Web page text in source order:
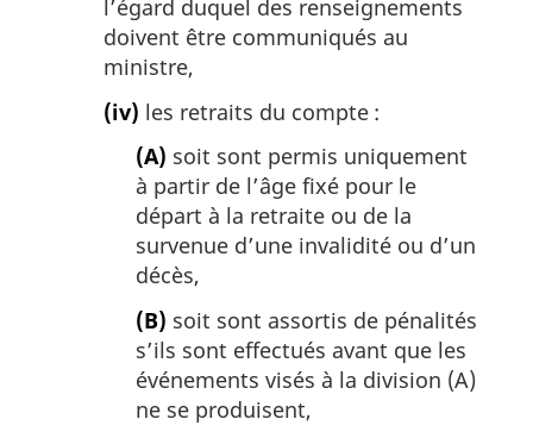
l’égard duquel des renseignements
doivent être communiqués au
ministre,
(iv) les retraits du compte :
(A) soit sont permis uniquement
à partir de l’âge fixé pour le
départ à la retraite ou de la
survenue d’une invalidité ou d’un
décès,
(B) soit sont assortis de pénalités
s’ils sont effectués avant que les
événements visés à la division (A)
ne se produisent,